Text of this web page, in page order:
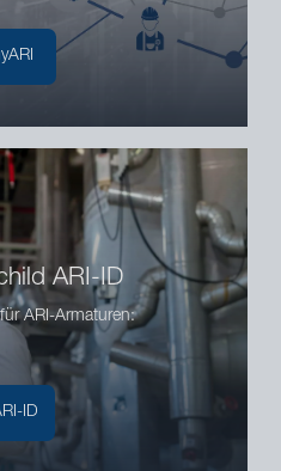
ARI-ID
ARI-Armaturen:
ID